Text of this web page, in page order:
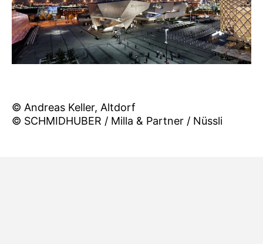
© Andreas Keller, Altdorf
© SCHMIDHUBER / Milla & Partner / Nüssli